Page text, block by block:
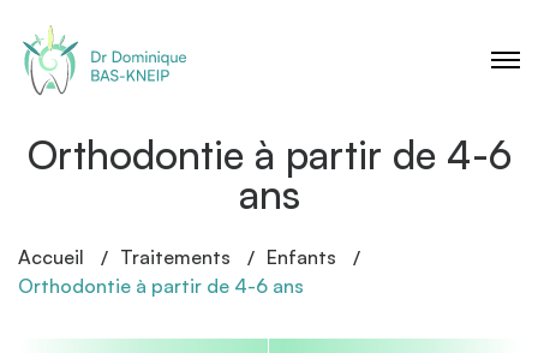
Orthodontie à partir de 4-6
ans
Accueil Traitements
Enfants
Orthodontie à partir de 4-6 ans